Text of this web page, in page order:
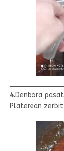
4.Denbora
Platerean